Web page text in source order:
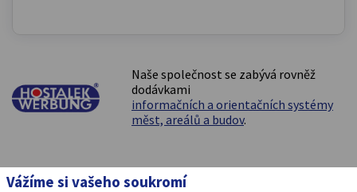
Naše společnost se zabývá rovněž
dodávkami
informačních a orientačních systémy
měst, areálů a budov.
Vážíme si vašeho soukromí